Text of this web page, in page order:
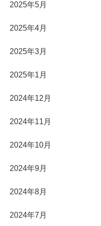
2025年5月
2025年4月
2025年3月
2025年1月
2024年12月
2024年11月
2024年10月
2024年9月
2024年8月
2024年7月